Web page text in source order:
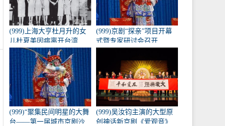
(999)上海大亨杜月升的女
儿杜夏美因病离开台湾
(999)京剧“探亲”项目开幕
式暨专家研讨会召开
(999)“聚集民间明星的大舞
台——第一届城市京剧沙
(999)吴汝钧主演的大型原
创神话新京剧《爱观音》